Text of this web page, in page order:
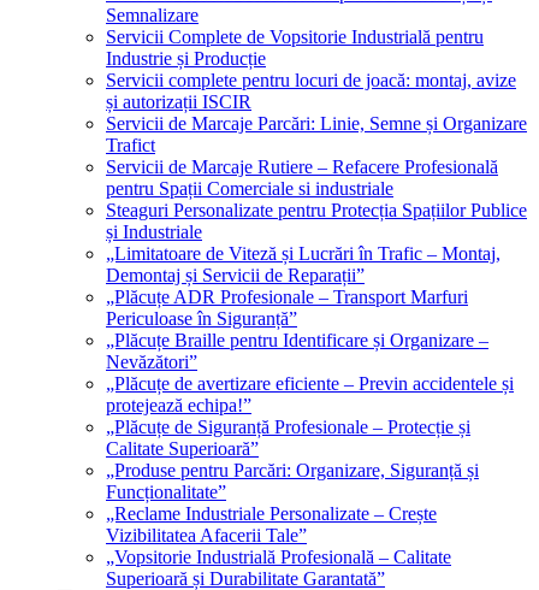
Semnalizare
Servicii Complete de Vopsitorie Industrială pentru
Industrie și Producție
Servicii complete pentru locuri de joacă: montaj, avize
și autorizații ISCIR
Servicii de Marcaje Parcări: Linie, Semne și Organizare
Trafict
Servicii de Marcaje Rutiere – Refacere Profesională
pentru Spații Comerciale si industriale
Steaguri Personalizate pentru Protecția Spațiilor Publice
și Industriale
„Limitatoare de Viteză și Lucrări în Trafic – Montaj,
Demontaj și Servicii de Reparații”
„Plăcuțe ADR Profesionale – Transport Marfuri
Periculoase în Siguranță”
„Plăcuțe Braille pentru Identificare și Organizare –
Nevăzători”
„Plăcuțe de avertizare eficiente – Previn accidentele și
protejează echipa!”
„Plăcuțe de Siguranță Profesionale – Protecție și
Calitate Superioară”
„Produse pentru Parcări: Organizare, Siguranță și
Funcționalitate”
„Reclame Industriale Personalizate – Crește
Vizibilitatea Afacerii Tale”
„Vopsitorie Industrială Profesională – Calitate
Superioară și Durabilitate Garantată”